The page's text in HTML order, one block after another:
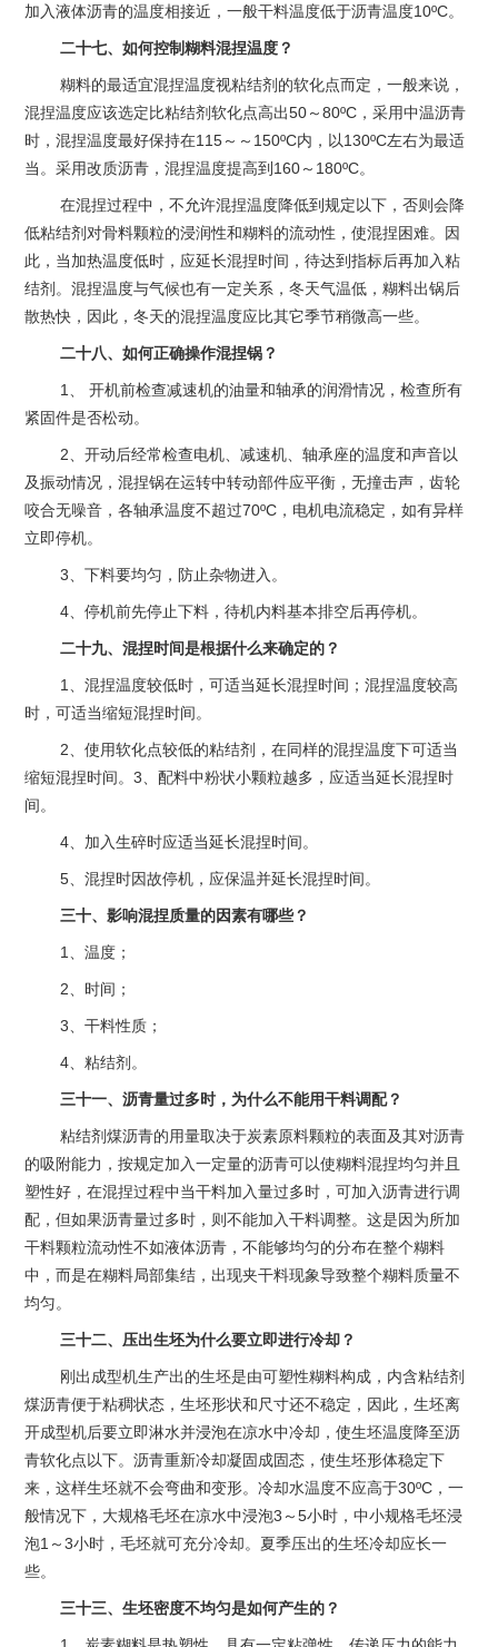
加入液体沥青的温度相接近，一般干料温度低于沥青温度10ºC。
二十七、如何控制糊料混捏温度？
糊料的最适宜混捏温度视粘结剂的软化点而定，一般来说，
混捏温度应该选定比粘结剂软化点高出50～80ºC，采用中温沥青
时，混捏温度最好保持在115～～150ºC内，以130ºC左右为最适
当。采用改质沥青，混捏温度提高到160～180ºC。
在混捏过程中，不允许混捏温度降低到规定以下，否则会降
低粘结剂对骨料颗粒的浸润性和糊料的流动性，使混捏困难。因
此，当加热温度低时，应延长混捏时间，待达到指标后再加入粘
结剂。混捏温度与气候也有一定关系，冬天气温低，糊料出锅后
散热快，因此，冬天的混捏温度应比其它季节稍微高一些。
二十八、如何正确操作混捏锅？
1、 开机前检查减速机的油量和轴承的润滑情况，检查所有
紧固件是否松动。
2、开动后经常检查电机、减速机、轴承座的温度和声音以
及振动情况，混捏锅在运转中转动部件应平衡，无撞击声，齿轮
咬合无噪音，各轴承温度不超过70ºC，电机电流稳定，如有异样
立即停机。
3、下料要均匀，防止杂物进入。
4、停机前先停止下料，待机内料基本排空后再停机。
二十九、混捏时间是根据什么来确定的？
1、混捏温度较低时，可适当延长混捏时间；混捏温度较高
时，可适当缩短混捏时间。
2、使用软化点较低的粘结剂，在同样的混捏温度下可适当
缩短混捏时间。3、配料中粉状小颗粒越多，应适当延长混捏时
间。
4、加入生碎时应适当延长混捏时间。
5、混捏时因故停机，应保温并延长混捏时间。
三十、影响混捏质量的因素有哪些？
1、温度；
2、时间；
3、干料性质；
4、粘结剂。
三十一、沥青量过多时，为什么不能用干料调配？
粘结剂煤沥青的用量取决于炭素原料颗粒的表面及其对沥青
的吸附能力，按规定加入一定量的沥青可以使糊料混捏均匀并且
塑性好，在混捏过程中当干料加入量过多时，可加入沥青进行调
配，但如果沥青量过多时，则不能加入干料调整。这是因为所加
干料颗粒流动性不如液体沥青，不能够均匀的分布在整个糊料
中，而是在糊料局部集结，出现夹干料现象导致整个糊料质量不
均匀。
三十二、压出生坯为什么要立即进行冷却？
刚出成型机生产出的生坯是由可塑性糊料构成，内含粘结剂
煤沥青便于粘稠状态，生坯形状和尺寸还不稳定，因此，生坯离
开成型机后要立即淋水并浸泡在凉水中冷却，使生坯温度降至沥
青软化点以下。沥青重新冷却凝固成固态，使生坯形体稳定下
来，这样生坯就不会弯曲和变形。冷却水温度不应高于30ºC，一
般情况下，大规格毛坯在凉水中浸泡3～5小时，中小规格毛坯浸
泡1～3小时，毛坯就可充分冷却。夏季压出的生坯冷却应长一
些。
三十三、生坯密度不均匀是如何产生的？